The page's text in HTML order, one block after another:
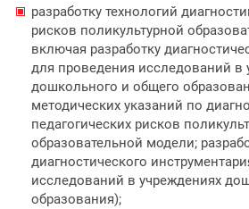
разработку технологий
рисков поликультурной
включая разработку
для проведения исследований в
дошкольного и общего
методических указаний по
педагогических рисков
образовательной модели;
диагностического
исследований в учреждениях
образования);